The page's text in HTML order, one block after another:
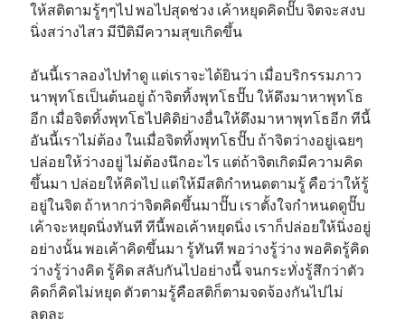
ให้สติตามรู้ๆๆไป พอไปสุดช่วง เค้าหยุดคิดปั๊บ จิตจะสงบ
นิ่งสว่างไสว มีปีติมีความสุขเกิดขึ้น
อันนี้เราลองไปทำดู แต่เราจะได้ยินว่า เมื่อบริกรรมภาว
นาพุทโธเป็นต้นอยู่ ถ้าจิตทิ้งพุทโธปั๊บ ให้ดึงมาหาพุทโธ
อีก เมื่อจิตทิ้งพุทโธไปคิดิย่างอื่นให้ดึงมาหาพุทโธอีก ทีนี้
อันนี้เราไม่ต้อง ในเมื่อจิตทิ้งพุทโธปั๊บ ถ้าจิตว่างอยู่เฉยๆ
ปล่อยให้ว่างอยู่ ไม่ต้องนึกอะไร แต่ถ้าจิตเกิดมีความคิด
ขึ้นมา ปล่อยให้คิดไป แต่ให้มีสติกำหนดตามรู้ คือว่าให้รู้
อยู่ในจิต ถ้าหากว่าจิตคิดขึ้นมาปั๊บ เราตั้งใจกำหนดดูปั๊บ
เค้าจะหยุดนิ่งทันที ทีนี้พอเค้าหยุดนิ่ง เราก็ปล่อยให้นิ่งอยู่
อย่างนั้น พอเค้าคิดขึ้นมา รู้ทันที พอว่างรู้ว่าง พอคิดรู้คิด
ว่างรู้ว่างคิด รู้คิด สลับกันไปอย่างนี้ จนกระทั่งรู้สึกว่าตัว
คิดก็คิดไม่หยุด ตัวตามรู้คือสติก็ตามจดจ้องกันไปไม่
ลดละ